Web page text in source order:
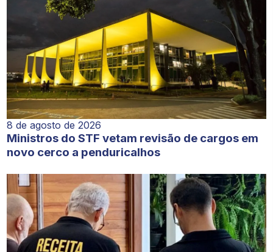
8 de agosto de 2026
Ministros do STF vetam revisão de cargos em
novo cerco a penduricalhos